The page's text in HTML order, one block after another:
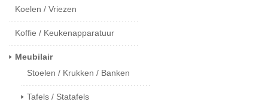
Koelen / Vriezen
Koffie / Keukenapparatuur
Meubilair
Stoelen / Krukken / Banken
Tafels / Statafels